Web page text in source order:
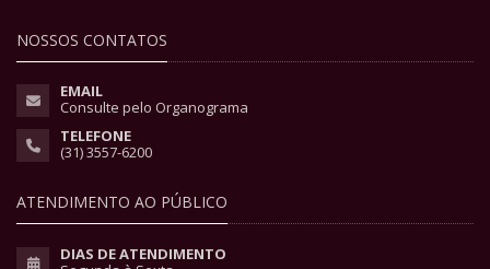
NOSSOS CONTATOS
EMAIL
Consulte pelo Organograma
TELEFONE
(31) 3557-6200
ATENDIMENTO AO PÚBLICO
DIAS DE ATENDIMENTO